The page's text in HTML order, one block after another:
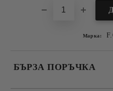
Марка:
БЪРЗА ПОРЪЧКА